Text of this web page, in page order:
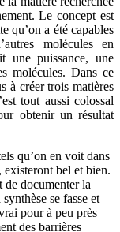
Le concept est
qu’on a été capables
molécules en
une puissance, une
molécules. Dans ce
à créer trois matières
tout aussi colossal
obtenir un résultat
qu’on en voit dans
existeront bel et bien.
de documenter la
se fasse et
pour à peu près
des barrières